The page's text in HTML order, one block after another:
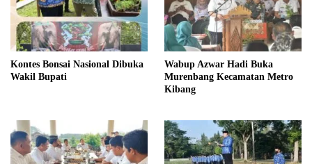
Kontes Bonsai Nasional Dibuka
Wakil Bupati
Wabup Azwar Hadi Buka
Murenbang Kecamatan Metro
Kibang